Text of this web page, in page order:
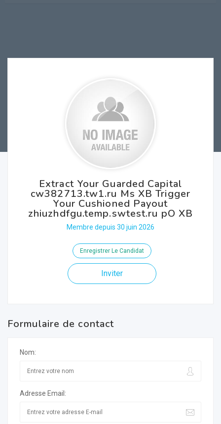
Extract Your Guarded Capital
cw382713.tw1.ru Ms XB Trigger
Your Cushioned Payout
zhiuzhdfgu.temp.swtest.ru pO XB
Membre depuis 30 juin 2026
Enregistrer Le Candidat
Inviter
Formulaire de contact
Nom:
Adresse Email: